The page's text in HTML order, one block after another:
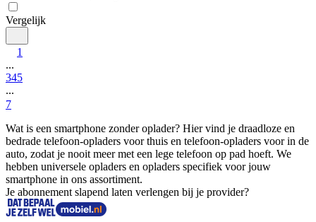
Vergelijk
1
...
345
...
7
Wat is een smartphone zonder oplader? Hier vind je draadloze en
bedrade telefoon-opladers voor thuis en telefoon-opladers voor in de
auto, zodat je nooit meer met een lege telefoon op pad hoeft. We
hebben universele opladers en opladers specifiek voor jouw
smartphone in ons assortiment.
Je abonnement slapend laten verlengen bij je provider?